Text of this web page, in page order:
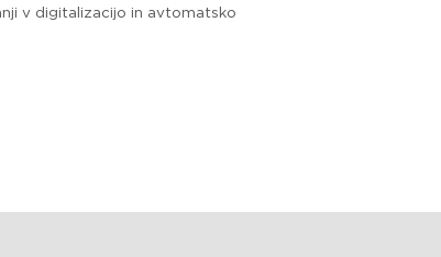
v digitalizacijo in avtomatsko